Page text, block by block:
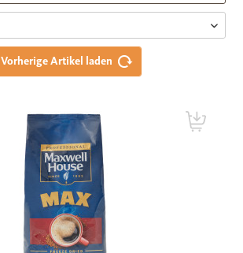
Vorherige Artikel laden